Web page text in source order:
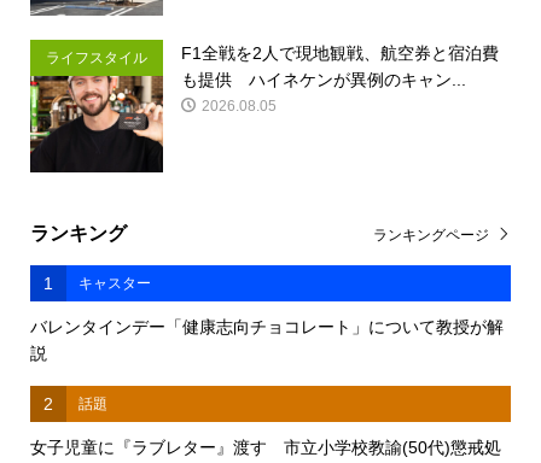
ライフスタイル
F1全戦を2人で現地観戦、航空券と宿泊費
も提供 ハイネケンが異例のキャン...
2026.08.05
ランキング
1 キャスター
バレンタインデー「健康志向チョコレート」について教授が解
説
2 話題
女子児童に『ラブレター』渡す 市立小学校教諭(50代)懲戒処
ランキングページ